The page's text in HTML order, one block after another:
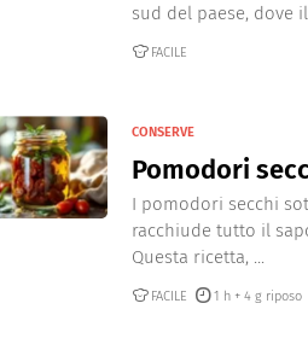
sud del paese, dove
FACILE
CONSERVE
Pomodori
I pomodori secchi
racchiude tutto il
Questa ricetta, ...
FACILE 1 h + 4 g riposo